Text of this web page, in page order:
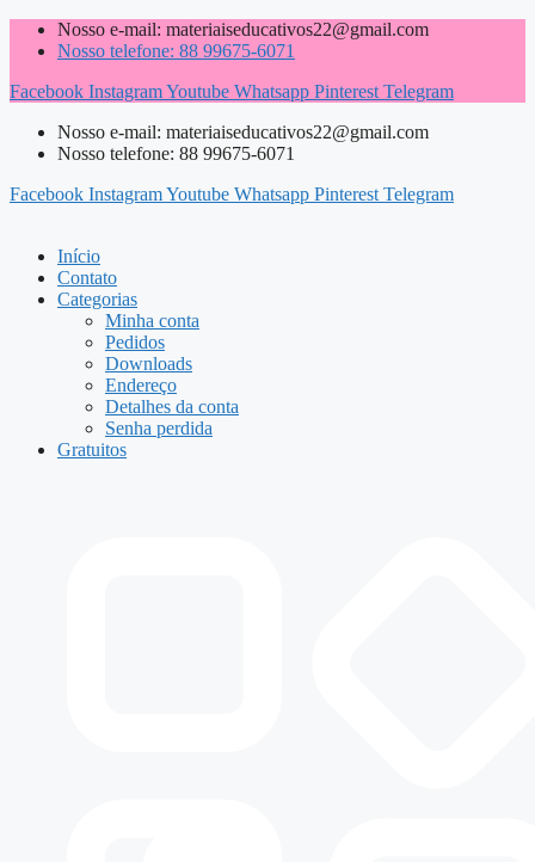
Pular
para
conteúdo
Nosso e-mail: materiaiseducativos22@gmail.com
Nosso telefone: 88 99675-6071
Facebook InstagramYoutube Whatsapp Pinterest Telegram
Nosso e-mail: materiaiseducativos22@gmail.com
Nosso telefone: 88 99675-6071
Facebook InstagramYoutube Whatsapp Pinterest Telegram
Início
Contato
Categorias
Minha conta
Pedidos
Downloads
Endereço
Detalhes da conta
Senha perdida
Gratuitos